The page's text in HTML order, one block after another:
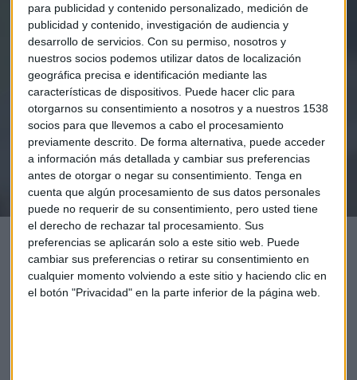
para publicidad y contenido personalizado, medición de
publicidad y contenido, investigación de audiencia y
desarrollo de servicios. Con su permiso, nosotros y
nuestros socios podemos utilizar datos de localización
geográfica precisa e identificación mediante las
características de dispositivos. Puede hacer clic para
otorgarnos su consentimiento a nosotros y a nuestros 1538
socios para que llevemos a cabo el procesamiento
previamente descrito. De forma alternativa, puede acceder
a información más detallada y cambiar sus preferencias
antes de otorgar o negar su consentimiento. Tenga en
cuenta que algún procesamiento de sus datos personales
puede no requerir de su consentimiento, pero usted tiene
el derecho de rechazar tal procesamiento. Sus
preferencias se aplicarán solo a este sitio web. Puede
cambiar sus preferencias o retirar su consentimiento en
cualquier momento volviendo a este sitio y haciendo clic en
el botón "Privacidad" en la parte inferior de la página web.
Elige los boletines a los que suscribirte*
Apertura
La Magia de la Publicidad
Claves ESG
Acepto la política de privacidad
¡Suscribirme!